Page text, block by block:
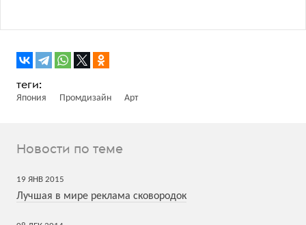
Япония Промдизайн Арт
Новости по теме
19 ЯНВ 2015
Лучшая в мире реклама сковородок